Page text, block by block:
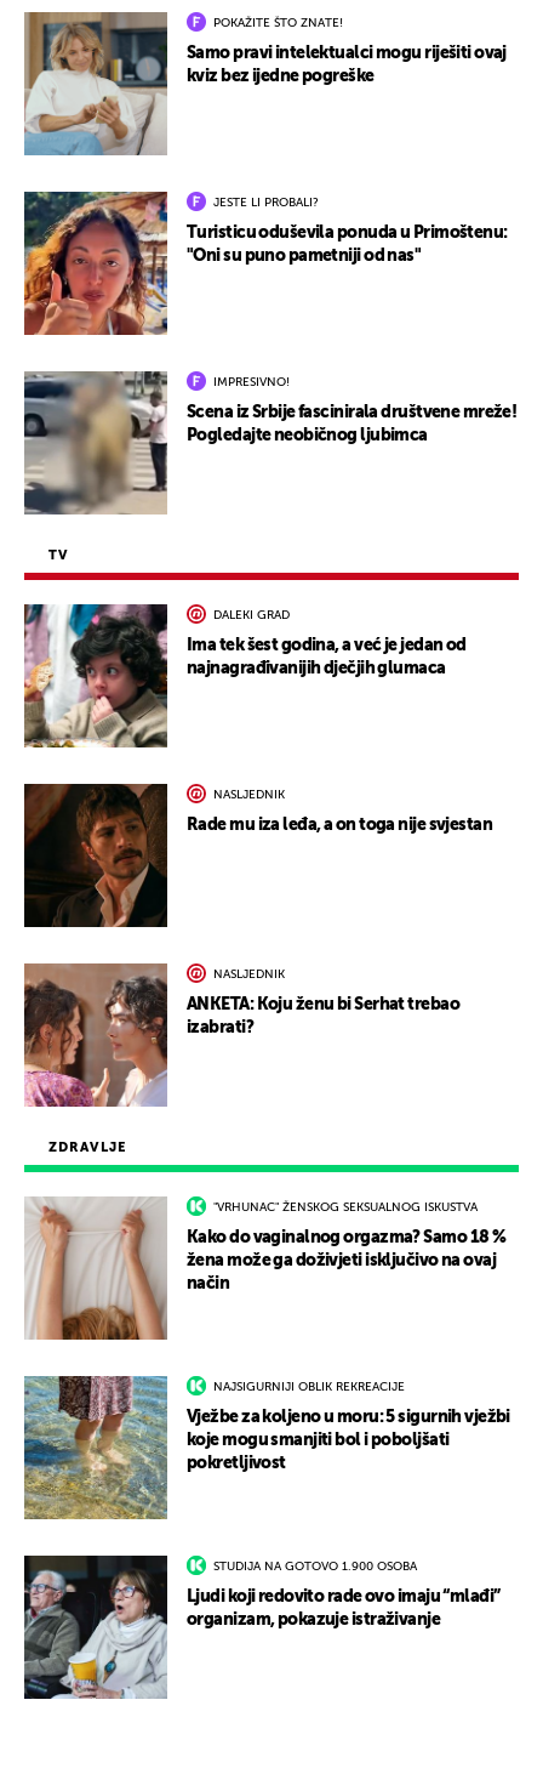
ZDRAVLJE
"VRHUNAC" ŽENSKOG SEKSUALNOG ISKUSTVA
Kako do vaginalnog orgazma? Samo 18 %
žena može ga doživjeti isključivo na ovaj
način
NAJSIGURNIJI OBLIK REKREACIJE
Vježbe za koljeno u moru: 5 sigurnih vježbi
koje mogu smanjiti bol i poboljšati
pokretljivost
STUDIJA NA GOTOVO 1.900 OSOBA
Ljudi koji redovito rade ovo imaju “mlađi”
organizam, pokazuje istraživanje
POKAŽITE ŠTO ZNATE!
Samo pravi intelektualci mogu riješiti ovaj
kviz bez ijedne pogreške
JESTE LI PROBALI?
Turisticu oduševila ponuda u Primoštenu:
"Oni su puno pametniji od nas"
IMPRESIVNO!
Scena iz Srbije fascinirala društvene mreže!
Pogledajte neobičnog ljubimca
TV
DALEKI GRAD
Ima tek šest godina, a već je jedan od
najnagrađivanijih dječjih glumaca
NASLJEDNIK
Rade mu iza leđa, a on toga nije svjestan
NASLJEDNIK
ANKETA: Koju ženu bi Serhat trebao
izabrati?